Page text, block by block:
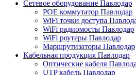
Сетевое оборудование Павлодар
POE коммутатор Павлодар
WiFi точки доступа
WiFi радиомосты Павлодар
WiFi роутеры Павлодар
Маршрутизаторы Павлодар
Кабельная продукция Павлодар
Оптические кабеля
UTP кабель Павлодар